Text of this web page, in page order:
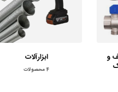
ابزارآلات
محصولات